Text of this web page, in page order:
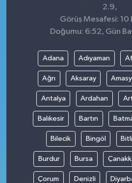
2.9,
Görüş Mesafesi: 10
Doğumu: 6:52, Gün
Adana Adıyaman
Ağrı Aksaray
Antalya Ardahan
Balıkesir Bartın
Bilecik Bingöl
Burdur Bursa
Çorum Denizli